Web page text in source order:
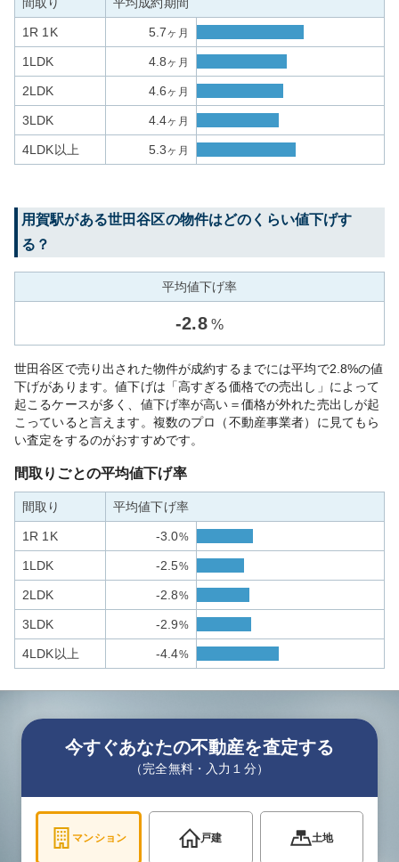
1R 1K 5.7ヶ月
1LDK 4.8ヶ月
2LDK 4.6ヶ月
3LDK 4.4ヶ月
4LDK以上 5.3ヶ月
用賀駅がある世田谷区の物件はどのくらい値下げす
る？
平均値下げ率
-2.8 %
世田谷区で売り出された物件が成約するまでには平均で2.8%の値
下げがあります。値下げは「高すぎる価格での売出し」によって
起こるケースが多く、値下げ率が高い＝価格が外れた売出しが起
こっていると言えます。複数のプロ（不動産事業者）に見てもら
い査定をするのがおすすめです。
間取りごとの平均値下げ率
間取り 平均値下げ率
1R 1K -3.0%
1LDK -2.5%
2LDK -2.8%
3LDK -2.9%
4LDK以上 -4.4%
今すぐあなたの不動産を査定する
（完全無料・入力１分）
マンション 戸建 土地